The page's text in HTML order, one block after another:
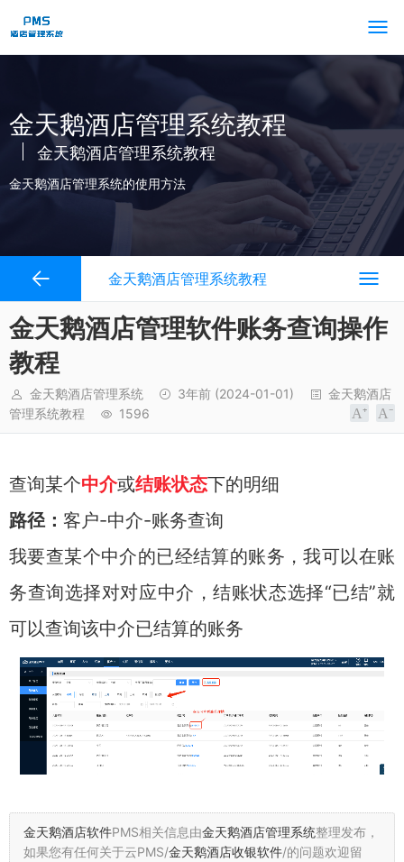
金天鹅酒店管理系统教程
金天鹅酒店管理系统教程
金天鹅酒店管理系统的使用方法
金天鹅酒店管理系统教程
金天鹅酒店管理软件账务查询操作
教程
金天鹅酒店管理系统 3年前 (2024-01-01)
金天鹅酒店
管理系统教程
1596
查询某个中介或结账状态下的明细
路径： 客户-中介-账务查询
我要查某个中介的已经结算的账务，我可以在账
务查询选择对对应中介，结账状态选择“已结”就
可以查询该中介已结算的账务
金天鹅酒店软件PMS相关信息由金天鹅酒店管理系统整理发布，
如果您有任何关于云PMS/金天鹅酒店收银软件/的问题欢迎留